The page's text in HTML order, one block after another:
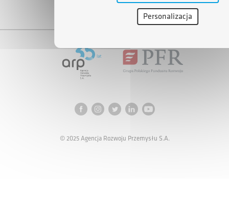
© 2025 Agencja Rozwoju Przemysłu S.A.
Personalizacja